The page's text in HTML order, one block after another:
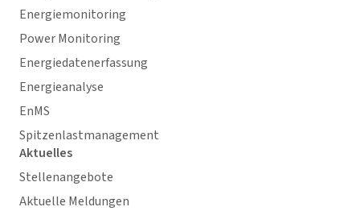
Energiemonitoring
Power Monitoring
Energiedatenerfassung
Energieanalyse
EnMS
Spitzenlastmanagement
Aktuelles
Stellenangebote
Aktuelle Meldungen